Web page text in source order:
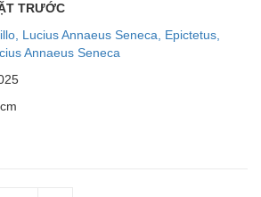
TRƯỚC
Lucius Annaeus Seneca, Epictetus,
Annaeus Seneca